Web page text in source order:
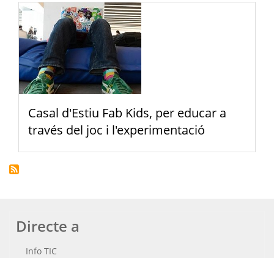
Casal d'Estiu Fab Kids, per educar a
través del joc i l'experimentació
Directe a
Info TIC